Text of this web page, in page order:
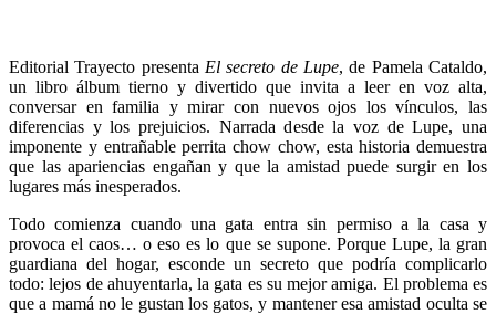
Editorial Trayecto presenta El secreto de Lupe, de Pamela Cataldo,
un libro álbum tierno y divertido que invita a leer en voz alta,
conversar en familia y mirar con nuevos ojos los vínculos, las
diferencias y los prejuicios. Narrada desde la voz de Lupe, una
imponente y entrañable perrita chow chow, esta historia demuestra
que las apariencias engañan y que la amistad puede surgir en los
lugares más inesperados.
Todo comienza cuando una gata entra sin permiso a la casa y
provoca el caos… o eso es lo que se supone. Porque Lupe, la gran
guardiana del hogar, esconde un secreto que podría complicarlo
todo: lejos de ahuyentarla, la gata es su mejor amiga. El problema es
que a mamá no le gustan los gatos, y mantener esa amistad oculta se